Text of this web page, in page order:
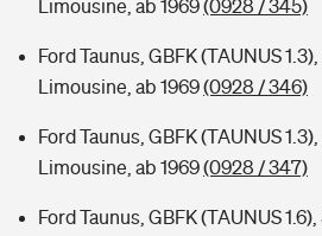
Limousine, ab 1969(0928 / 345)
Ford Taunus, GBFK (TAUNUS
Limousine, ab 1969(0928 / 346)
Ford Taunus, GBFK (TAUNUS
Limousine, ab 1969(0928 / 347)
Ford Taunus, GBFK (TAUNUS